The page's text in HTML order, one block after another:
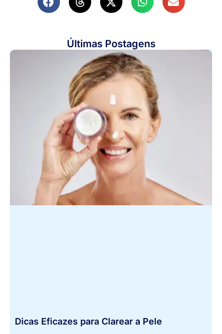
Últimas Postagens
Dicas Eficazes para Clarear a Pele